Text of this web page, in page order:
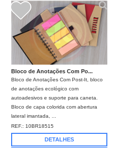
Bloco de Anotações Com Po...
Bloco de Anotações Com Post-It, bloco
de anotações ecológico com
autoadesivos e suporte para caneta.
Bloco de capa colorida com abertura
lateral imantada, ...
REF.: 10BR18515
DETALHES